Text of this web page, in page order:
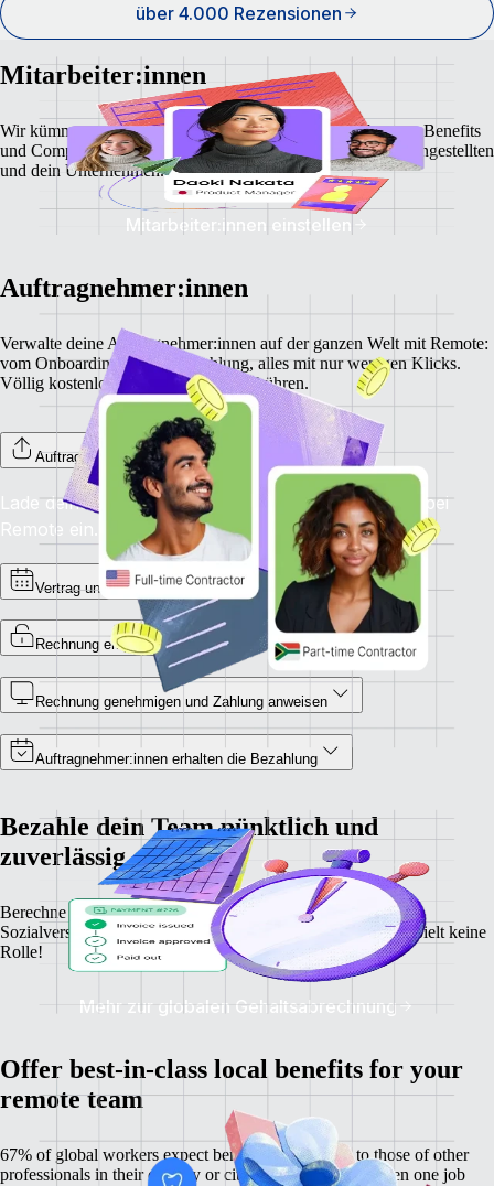
über 4.000 Rezensionen
Mitarbeiter:innen
Wir kümmern uns um lokale Gehaltsabrechnungen, Steuern, Benefits
und Compliance und bieten maximale Sicherheit für deine Angestellten
und dein Unternehmen.
Mitarbeiter:innen einstellen
Auftragnehmer:innen
Verwalte deine Auftragnehmer:innen auf der ganzen Welt mit Remote:
vom Onboarding bis zur Bezahlung, alles mit nur wenigen Klicks.
Völlig kostenlos, ohne versteckte Gebühren.
Auftragnehmer:innen onboarden
Lade deine Auftragnehmer:innen zum Onboarding bei
Remote ein.
Vertrag unterzeichnen
Rechnung empfangen
Rechnung genehmigen und Zahlung anweisen
Auftragnehmer:innen erhalten die Bezahlung
Bezahle dein Team pünktlich und
zuverlässig
Berechne ganz einfach Gehälter, Steuerabzüge und
Sozialversicherungsbeiträge – wo deine Angestellte leben, spielt keine
Rolle!
Mehr zur globalen Gehaltsabrechnung
Offer best-in-class local benefits for your
remote team
67% of global workers expect benefits comparable to those of other
professionals in their country or city, and 60% have chosen one job